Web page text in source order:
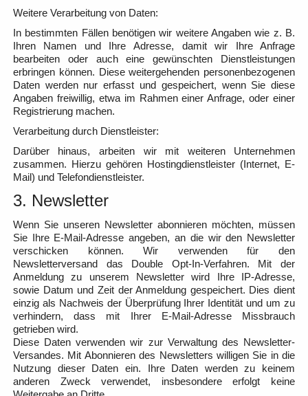
Weitere Verarbeitung von Daten:
In bestimmten Fällen benötigen wir weitere Angaben wie z. B.
Ihren Namen und Ihre Adresse, damit wir Ihre Anfrage
bearbeiten oder auch eine gewünschten Dienstleistungen
erbringen können. Diese weitergehenden personenbezogenen
Daten werden nur erfasst und gespeichert, wenn Sie diese
Angaben freiwillig, etwa im Rahmen einer Anfrage, oder einer
Registrierung machen.
Verarbeitung durch Dienstleister:
Darüber hinaus, arbeiten wir mit weiteren Unternehmen
zusammen. Hierzu gehören Hostingdienstleister (Internet, E-
Mail) und Telefondienstleister.
3. Newsletter
Wenn Sie unseren Newsletter abonnieren möchten, müssen
Sie Ihre E-Mail-Adresse angeben, an die wir den Newsletter
verschicken können. Wir verwenden für den
Newsletterversand das Double Opt-In-Verfahren. Mit der
Anmeldung zu unserem Newsletter wird Ihre IP-Adresse,
sowie Datum und Zeit der Anmeldung gespeichert. Dies dient
einzig als Nachweis der Überprüfung Ihrer Identität und um zu
verhindern, dass mit Ihrer E-Mail-Adresse Missbrauch
getrieben wird.
Diese Daten verwenden wir zur Verwaltung des Newsletter-
Versandes. Mit Abonnieren des Newsletters willigen Sie in die
Nutzung dieser Daten ein. Ihre Daten werden zu keinem
anderen Zweck verwendet, insbesondere erfolgt keine